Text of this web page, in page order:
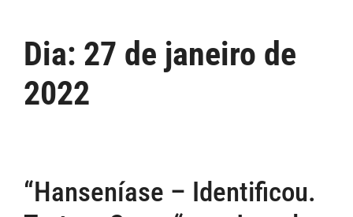
Dia: 27 de janeiro de
2022
“Hanseníase – Identificou.